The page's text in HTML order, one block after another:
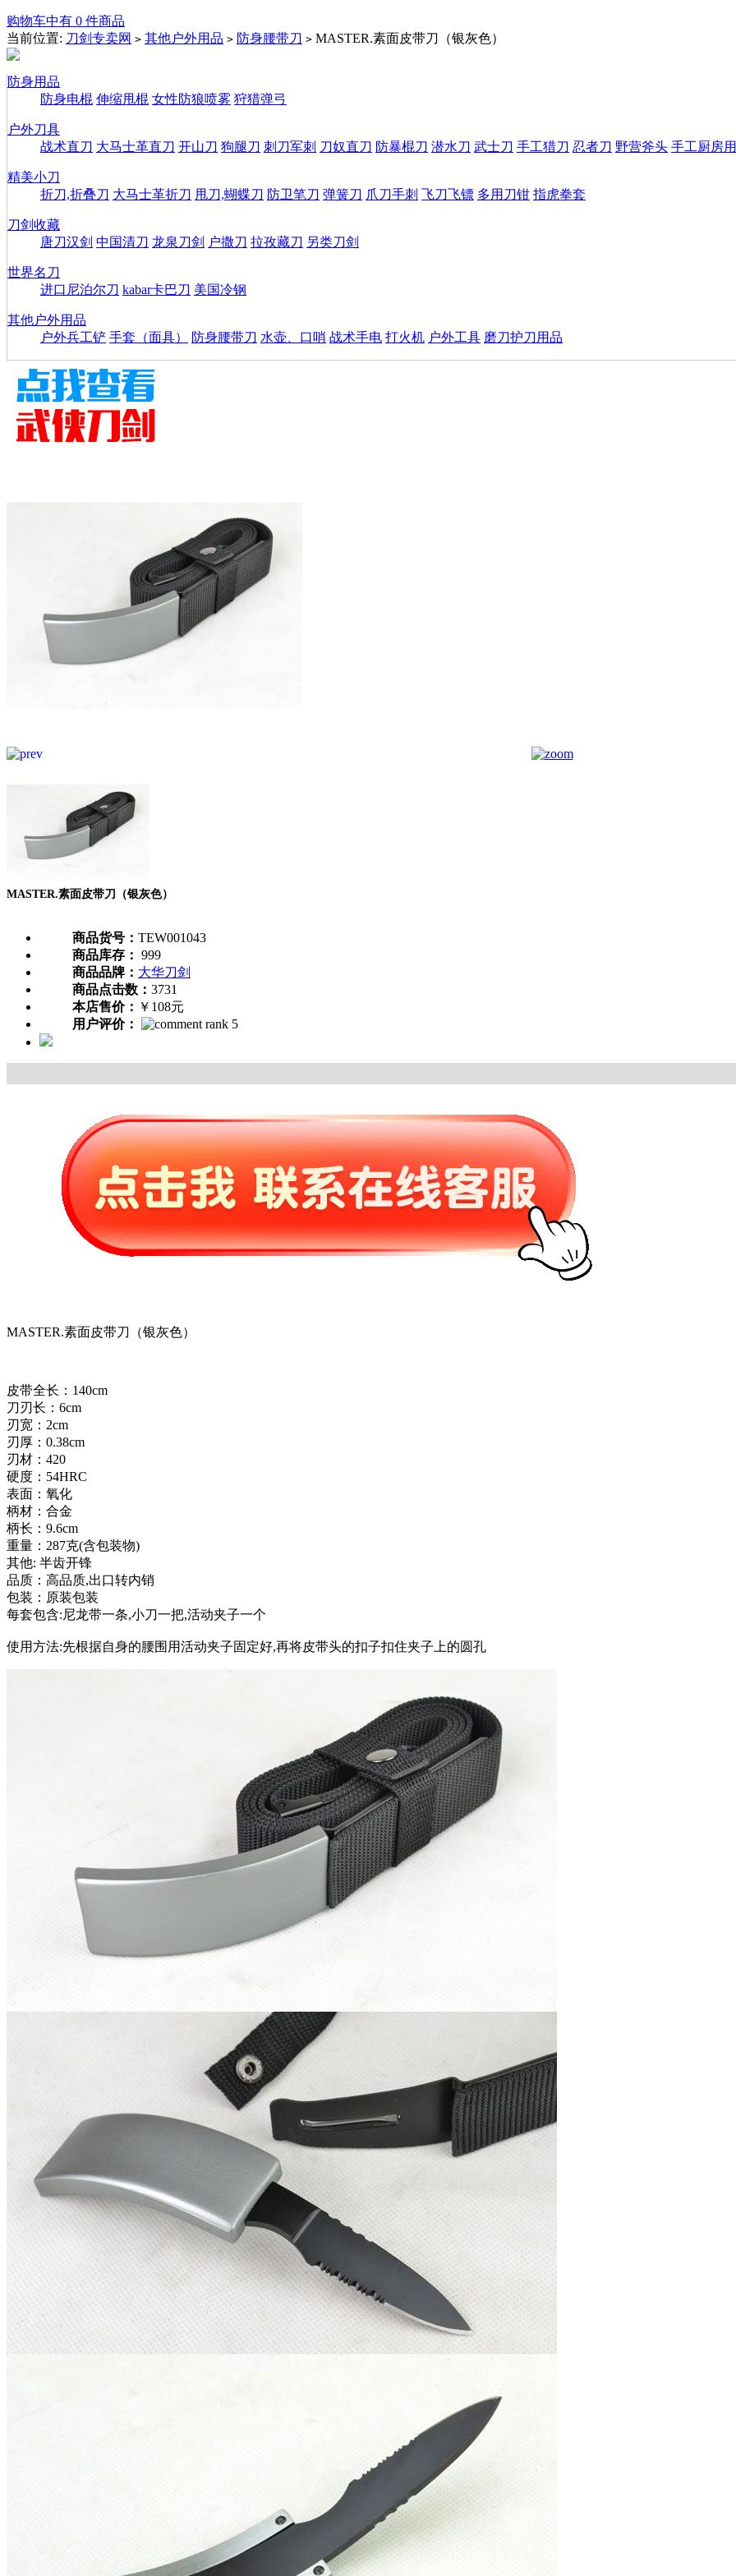
购物车中有 0 件商品
当前位置: 刀剑专卖网 > 其他户外用品 > 防身腰带刀 > MASTER.素面皮带刀（银灰色）
防身用品
防身电棍 伸缩甩棍 女性防狼喷雾 狩猎弹弓
户外刀具
战术直刀 大马士革直刀 开山刀 狗腿刀 刺刀军刺 刀奴直刀 防暴棍刀 潜水刀 武士刀 手工猎刀 忍者刀 野营斧头 手工厨房
精美小刀
折刀,折叠刀 大马士革折刀 甩刀,蝴蝶刀 防卫笔刀 弹簧刀 爪刀手刺 飞刀飞镖 多用刀钳 指虎拳套
刀剑收藏
唐刀汉剑 中国清刀 龙泉刀剑 户撒刀 拉孜藏刀 另类刀剑
世界名刀
进口尼泊尔刀 kabar卡巴刀 美国冷钢
其他户外用品
户外兵工铲 手套（面具） 防身腰带刀 水壶、口哨 战术手电 打火机 户外工具 磨刀护刀用品
MASTER.素面皮带刀（银灰色）
商品货号： TEW001043
商品库存： 999
商品品牌： 大华刀剑
商品点击数： 3731
本店售价： ￥108元
用户评价：
MASTER.素面皮带刀（银灰色）
皮带全长：140cm
刀刃长：6cm
刃宽：2cm
刃厚：0.38cm
刃材：420
硬度：54HRC
表面：氧化
柄材：合金
柄长：9.6cm
重量：287克(含包装物)
其他: 半齿开锋
品质：高品质,出口转内销
包装：原装包装
每套包含:尼龙带一条,小刀一把,活动夹子一个
使用方法:先根据自身的腰围用活动夹子固定好,再将皮带头的扣子扣住夹子上的圆孔